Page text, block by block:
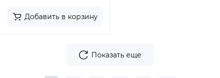
Добавить в корзину
Показать еще